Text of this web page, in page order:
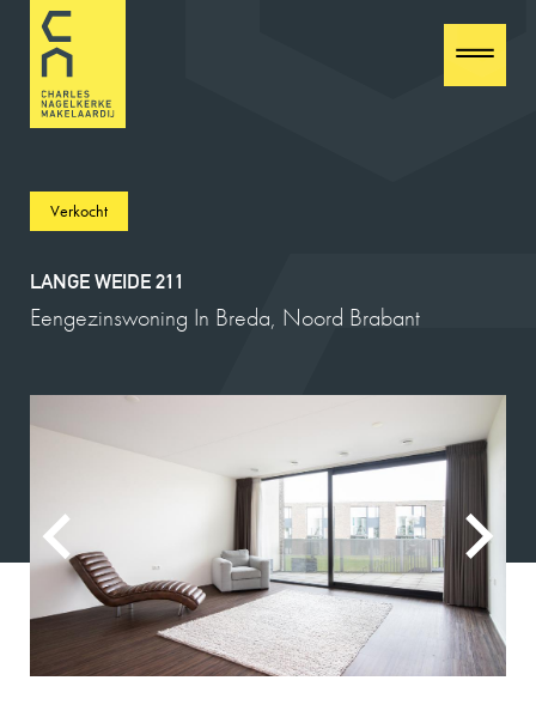
LANGE WEIDE 211
Eengezinswoning In Breda, Noord Brabant
Verkocht